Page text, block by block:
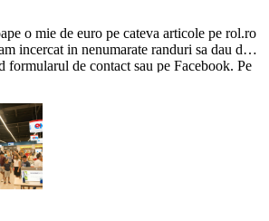
o mie de euro pe cateva articole pe rol.ro
incercat in nenumarate randuri sa dau de
formularul de contact sau pe Facebook. Pe
mesajele destul de repede si nu s-au